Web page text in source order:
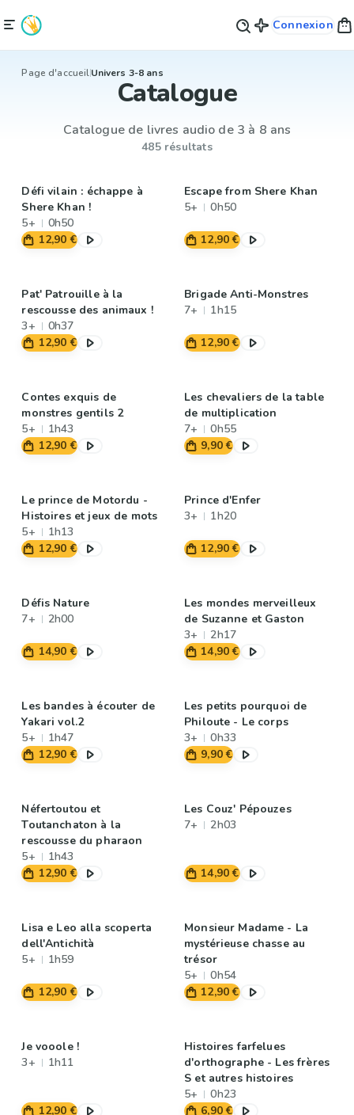
Connexion
Page d'accueilUnivers 3-8 ans
Catalogue
Catalogue de livres audio de 3 à 8 ans
485 résultats
Défi vilain : échappe à
Shere Khan !
5+
0h50
12,90 €
Escape from Shere Khan
5+
0h50
12,90 €
Pat' Patrouille à la
rescousse des animaux !
3+
0h37
12,90 €
Brigade Anti-Monstres
7+
1h15
12,90 €
Contes exquis de
monstres gentils 2
5+
1h43
12,90 €
Les chevaliers de la table
de multiplication
7+
0h55
9,90 €
Le prince de Motordu -
Histoires et jeux de mots
5+
1h13
12,90 €
Prince d'Enfer
3+
1h20
12,90 €
Défis Nature
7+
2h00
14,90 €
Les mondes merveilleux
de Suzanne et Gaston
3+
2h17
14,90 €
Les bandes à écouter de
Yakari vol.2
5+
1h47
12,90 €
Les petits pourquoi de
Philoute - Le corps
3+
0h33
9,90 €
Néfertoutou et
Toutanchaton à la
rescousse du pharaon
5+
1h43
12,90 €
Les Couz' Pépouzes
7+
2h03
14,90 €
Lisa e Leo alla scoperta
dell'Antichità
5+
1h59
12,90 €
Monsieur Madame - La
mystérieuse chasse au
trésor
5+
0h54
12,90 €
Je vooole !
3+
1h11
12,90 €
Histoires farfelues
d'orthographe - Les frères
S et autres histoires
5+
0h23
6,90 €